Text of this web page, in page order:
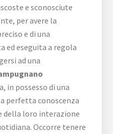
e sconosciute
per avere la
e di una
ed eseguita a regola
ad una
in possesso di una
perfetta conoscenza
della loro interazione
Occorre tenere